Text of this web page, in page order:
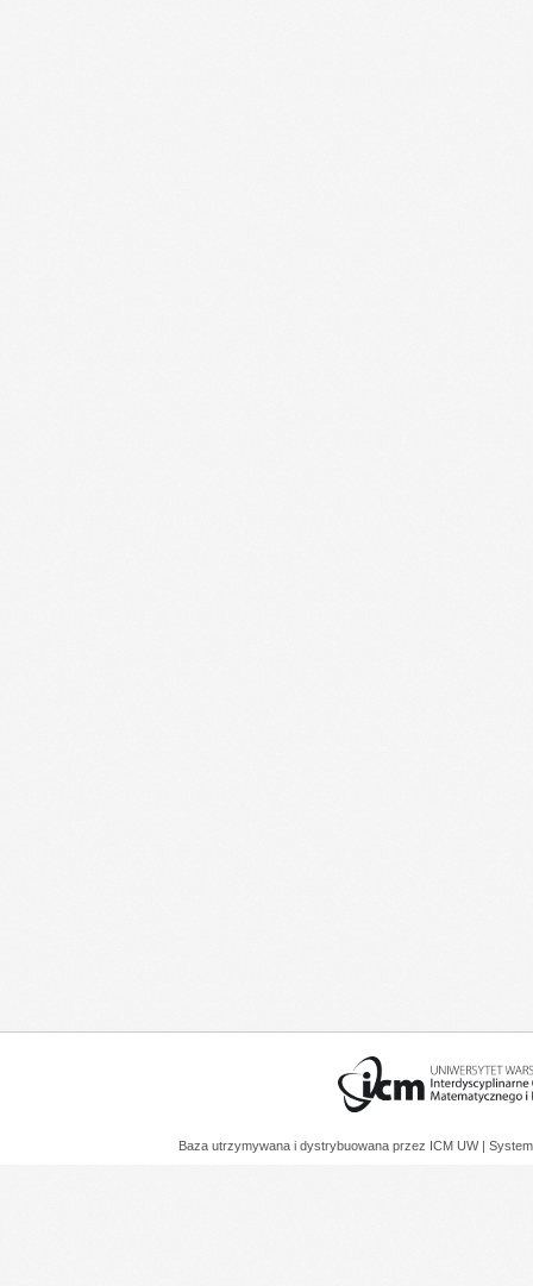
Baza utrzymywana i dystrybuowana przez ICM UW |